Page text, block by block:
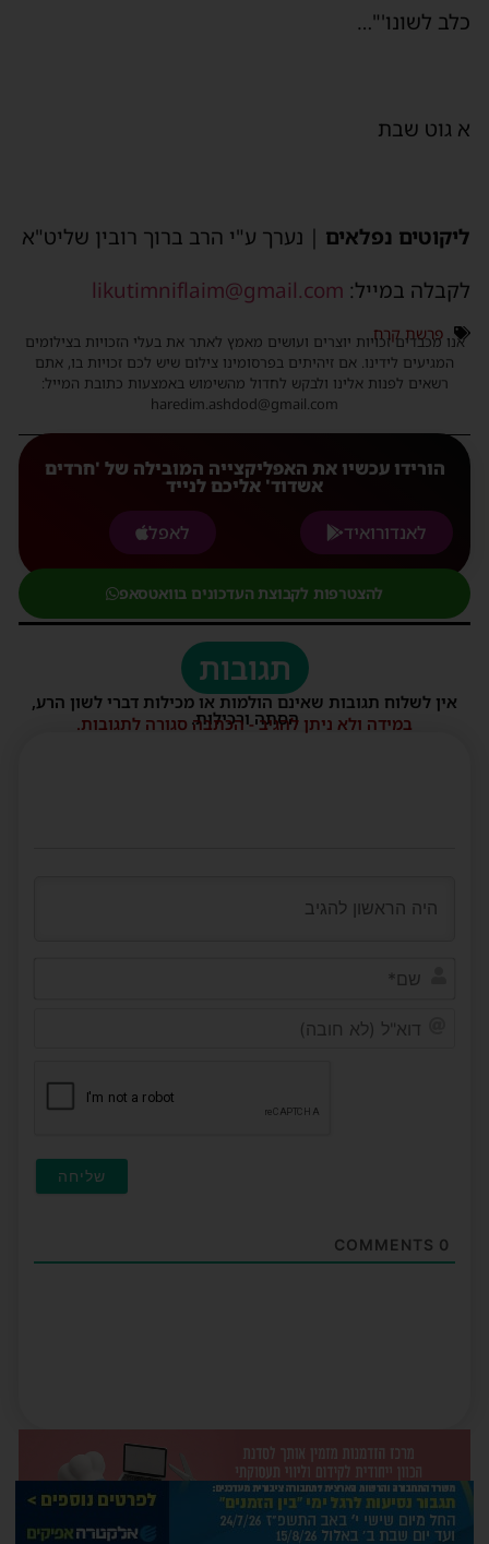
כלב לשונו'"…
א גוט שבת
ליקוטים נפלאים | נערך ע"י הרב ברוך רובין שליט"א
לקבלה במייל: likutimniflaim@gmail.com
פרשת קרח
אנו מכבדים זכויות יוצרים ועושים מאמץ לאתר את בעלי הזכויות בצילומים
המגיעים לידינו. אם זיהיתים בפרסומינו צילום שיש לכם זכויות בו, אתם
רשאים לפנות אלינו ולבקש לחדול מהשימוש באמצעות כתובת המייל:
haredim.ashdod@gmail.com
הורידו עכשיו את האפליקצייה המובילה של 'חרדים
אשדוד' אליכם לנייד
לאנדורואיד
לאפל
להצטרפות לקבוצת העדכונים בוואטסאפ
תגובות
אין לשלוח תגובות שאינם הולמות או מכילות דברי לשון הרע,
הסתה ורכילות.
במידה ולא ניתן להגיב - הכתבה סגורה לתגובות.
0